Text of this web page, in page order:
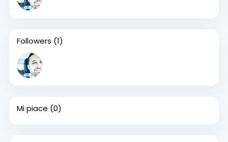
Followers (1)
Mi piace (0)